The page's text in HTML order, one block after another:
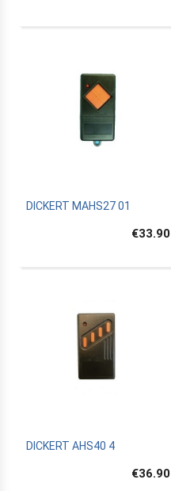
DICKERT MAHS27 01
€33.90
DICKERT AHS40 4
€36.90